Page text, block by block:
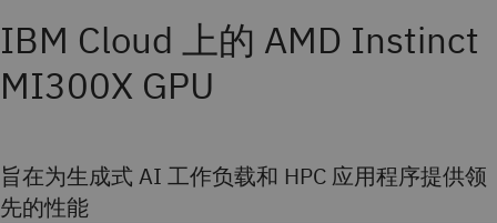
IBM Cloud 上的 AMD Instinct
MI300X GPU
旨在为生成式 AI 工作负载和 HPC 应用程序提供领
先的性能